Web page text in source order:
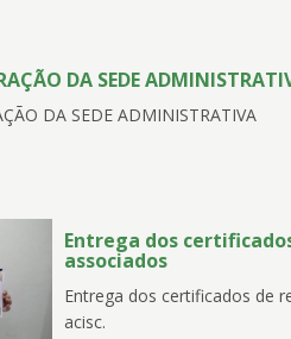
DA SEDE
DA SEDE ADMINISTRATIVA
Entrega dos
associados
Entrega dos certificados de
acisc.